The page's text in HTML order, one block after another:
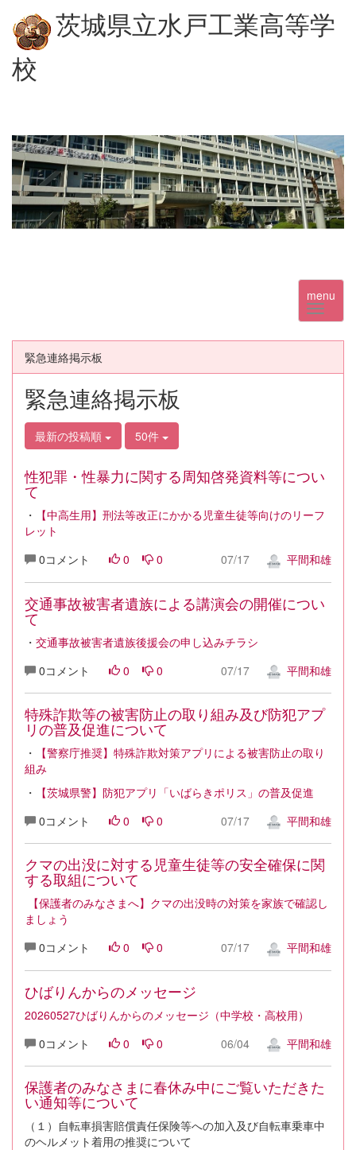
茨城県立水戸工業高等学
校
menu
緊急連絡掲示板
緊急連絡掲示板
最新の投稿順 50件
性犯罪・性暴力に関する周知啓発資料等につい
て
・
【中高生用】刑法等改正にかかる児童生徒等向けのリーフ
レット
0コメント
0 0 07/17 平間和雄
交通事故被害者遺族による講演会の開催につい
て
・ 交通事故被害者遺族後援会の申し込みチラシ
0コメント
0 0 07/17 平間和雄
特殊詐欺等の被害防止の取り組み及び防犯アプ
リの普及促進について
・
【警察庁推奨】特殊詐欺対策アプリによる被害防止の取り
組み
・
【茨城県警】防犯アプリ「いばらきポリス」の普及促進
0コメント
0 0 07/17 平間和雄
クマの出没に対する児童生徒等の安全確保に関
する取組について
【保護者のみなさまへ】クマの出没時の対策を家族で確認し
ましょう
0コメント
0 0 07/17 平間和雄
ひばりんからのメッセージ
20260527ひばりんからのメッセージ（中学校・高校用）
0コメント
0 0 06/04 平間和雄
保護者のみなさまに春休み中にご覧いただきた
い通知等について
（１）自転車損害賠償責任保険等への加入及び自転車乗車中
のヘルメット着用の推奨について